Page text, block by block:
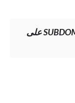
كيف تنشيء نطاق فرعي SUBDOMAIN على